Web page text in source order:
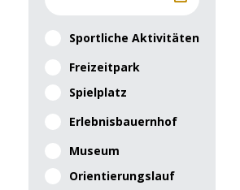
Sportliche Aktivitäten
Freizeitpark
Spielplatz
Erlebnisbauernhof
Museum
Orientierungslauf